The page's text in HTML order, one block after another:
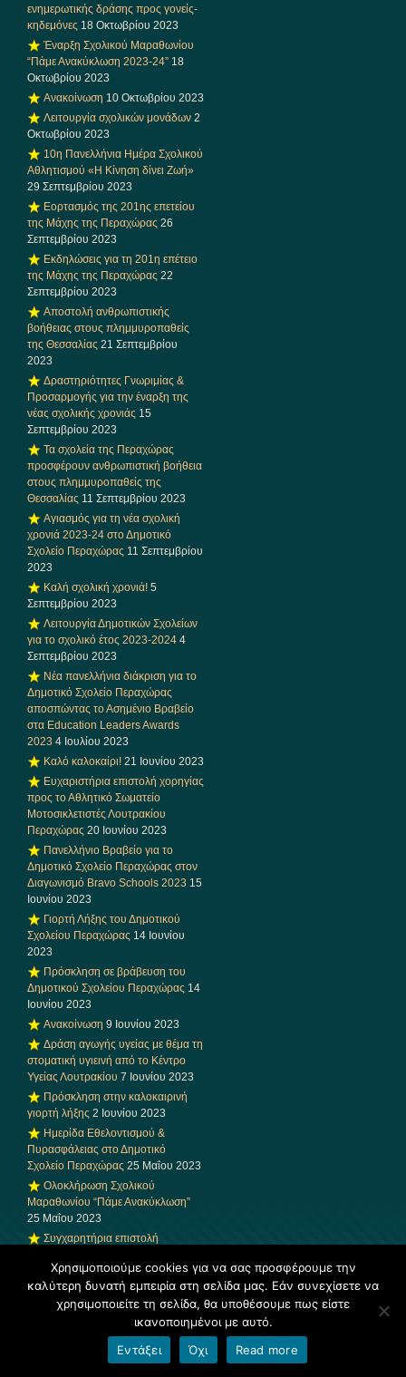
ενημερωτικής δράσης προς γονείς-
κηδεμόνες 18 Οκτωβρίου 2023
Έναρξη Σχολικού Μαραθωνίου
“Πάμε Ανακύκλωση 2023-24” 18
Οκτωβρίου 2023
Ανακοίνωση 10 Οκτωβρίου 2023
Λειτουργία σχολικών μονάδων 2
Οκτωβρίου 2023
10η Πανελλήνια Ημέρα Σχολικού
Αθλητισμού «Η Κίνηση δίνει Ζωή»
29 Σεπτεμβρίου 2023
Εορτασμός της 201ης επετείου
της Μάχης της Περαχώρας 26
Σεπτεμβρίου 2023
Εκδηλώσεις για τη 201η επέτειο
της Μάχης της Περαχώρας 22
Σεπτεμβρίου 2023
Αποστολή ανθρωπιστικής
βοήθειας στους πλημμυροπαθείς
της Θεσσαλίας 21 Σεπτεμβρίου
2023
Δραστηριότητες Γνωριμίας &
Προσαρμογής για την έναρξη της
νέας σχολικής χρονιάς 15
Σεπτεμβρίου 2023
Τα σχολεία της Περαχώρας
προσφέρουν ανθρωπιστική βοήθεια
στους πλημμυροπαθείς της
Θεσσαλίας 11 Σεπτεμβρίου 2023
Αγιασμός για τη νέα σχολική
χρονιά 2023-24 στο Δημοτικό
Σχολείο Περαχώρας 11 Σεπτεμβρίου
2023
Καλή σχολική χρονιά! 5
Σεπτεμβρίου 2023
Λειτουργία Δημοτικών Σχολείων
για το σχολικό έτος 2023-2024 4
Σεπτεμβρίου 2023
Νέα πανελλήνια διάκριση για το
Δημοτικό Σχολείο Περαχώρας
αποσπώντας το Ασημένιο Βραβείο
στα Education Leaders Awards
2023 4 Ιουλίου 2023
Καλό καλοκαίρι! 21 Ιουνίου 2023
Ευχαριστήρια επιστολή χορηγίας
προς το Αθλητικό Σωματείο
Μοτοσικλετιστές Λουτρακίου
Περαχώρας 20 Ιουνίου 2023
Πανελλήνιο Βραβείο για το
Δημοτικό Σχολείο Περαχώρας στον
Διαγωνισμό Bravo Schools 2023 15
Ιουνίου 2023
Γιορτή Λήξης του Δημοτικού
Σχολείου Περαχώρας 14 Ιουνίου
2023
Πρόσκληση σε βράβευση του
Δημοτικού Σχολείου Περαχώρας 14
Ιουνίου 2023
Ανακοίνωση 9 Ιουνίου 2023
Δράση αγωγής υγείας με θέμα τη
στοματική υγιεινή από το Κέντρο
Υγείας Λουτρακίου 7 Ιουνίου 2023
Πρόσκληση στην καλοκαιρινή
γιορτή λήξης 2 Ιουνίου 2023
Ημερίδα Εθελοντισμού &
Πυρασφάλειας στο Δημοτικό
Σχολείο Περαχώρας 25 Μαΐου 2023
Ολοκλήρωση Σχολικού
Μαραθωνίου “Πάμε Ανακύκλωση”
25 Μαΐου 2023
Συγχαρητήρια επιστολή
Εκπ/κής Περιφέρειας Α/θμιας
Κορινθίας κας Γκιόκα Αναστασίας
25 Μαΐου 2023
Επίσκεψη της συγγραφέα
Μαρίας Παπανικολάου στο
Δημοτικό Σχολείο Περαχώρας
Χρησιμοποιούμε cookies για να σας προσφέρουμε την
καλύτερη δυνατή εμπειρία στη σελίδα μας. Εάν συνεχίσετε να
χρησιμοποιείτε τη σελίδα, θα υποθέσουμε πως είστε
ικανοποιημένοι με αυτό.
Εντάξει
Όχι Read more